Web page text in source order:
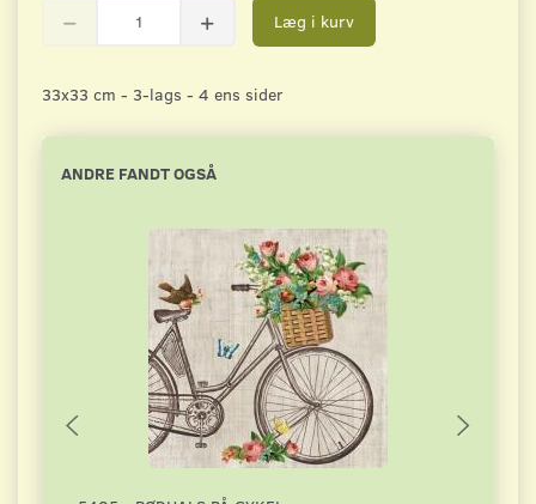
Læg i kurv
33x33 cm - 3-lags - 4 ens sider
ANDRE FANDT OGSÅ